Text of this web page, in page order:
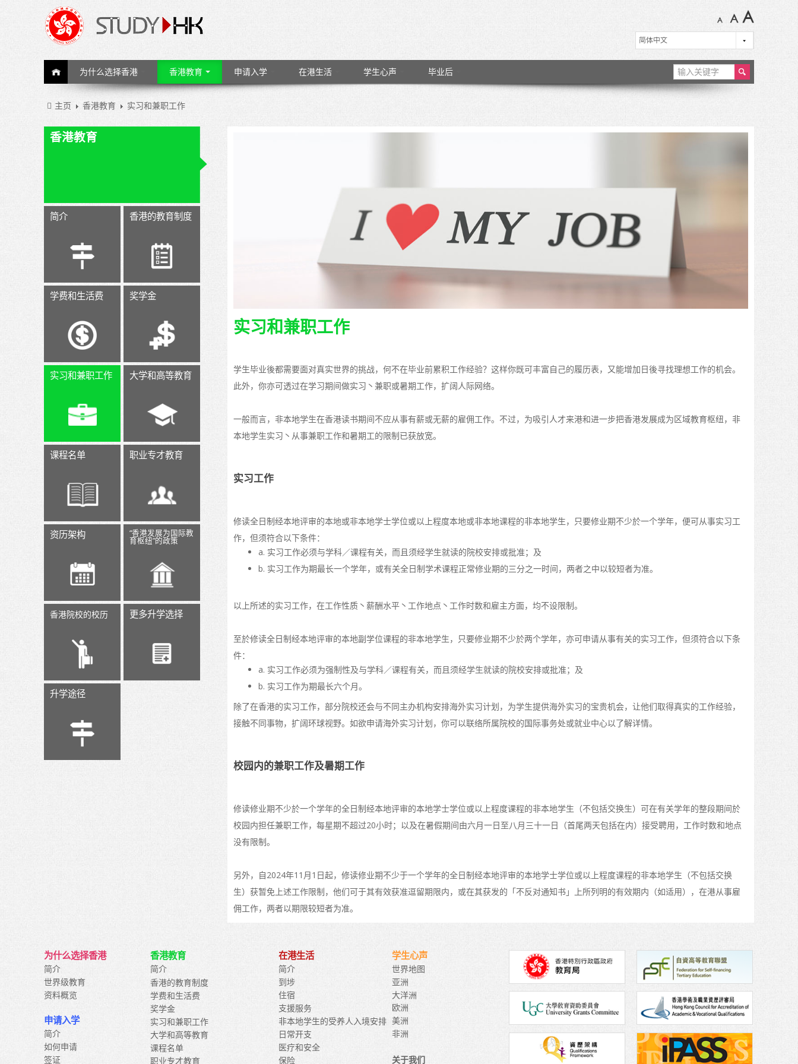
为什么选择香港 香港教育 申请入学 在港生活 学生心声
毕业后
ear
主页
香港教育 实习和兼职工作
香港教育
简介 香港的教育制度
学费和生活费 奖学金
实习和兼职工作 大学和高等教育
课程名单 职业专才教育
资历架构 “香港发展为国际教
育枢纽”的政策
香港院校的校历 更多升学选择
升学途径
实习和兼职工作
学生毕业後都需要面对真实世界的挑战，何不在毕业前累积工作经验？这样你既可丰富自己的履历表，又能增加日後寻找理想工作的机会。
此外，你亦可透过在学习期间做实习丶兼职或暑期工作，扩阔人际网络。
一般而言，非本地学生在香港读书期间不应从事有薪或无薪的雇佣工作。不过，为吸引人才来港和进一步把香港发展成为区域教育枢纽，非
本地学生实习丶从事兼职工作和暑期工的限制已获放宽。
实习工作
修读全日制经本地评审的本地或非本地学士学位或以上程度本地或非本地课程的非本地学生，只要修业期不少於一个学年，便可从事实习工
作，但须符合以下条件：
a. 实习工作必须与学科／课程有关，而且须经学生就读的院校安排或批准；及
b. 实习工作为期最长一个学年，或有关全日制学术课程正常修业期的三分之一时间，两者之中以较短者为准。
以上所述的实习工作，在工作性质丶薪酬水平丶工作地点丶工作时数和雇主方面，均不设限制。
至於修读全日制经本地评审的本地副学位课程的非本地学生，只要修业期不少於两个学年，亦可申请从事有关的实习工作，但须符合以下条
件：
a. 实习工作必须为强制性及与学科／课程有关，而且须经学生就读的院校安排或批准；及
b. 实习工作为期最长六个月。
除了在香港的实习工作，部分院校还会与不同主办机构安排海外实习计划，为学生提供海外实习的宝贵机会，让他们取得真实的工作经验，
接触不同事物，扩阔环球视野。如欲申请海外实习计划，你可以联络所属院校的国际事务处或就业中心以了解详情。
校园内的兼职工作及暑期工作
修读修业期不少於一个学年的全日制经本地评审的本地学士学位或以上程度课程的非本地学生（不包括交换生）可在有关学年的整段期间於
校园内担任兼职工作，每星期不超过20小时；以及在暑假期间由六月一日至八月三十一日（首尾两天包括在内）接受聘用，工作时数和地点
没有限制。
另外，自2024年11月1日起，修读修业期不少于一个学年的全日制经本地评审的本地学士学位或以上程度课程的非本地学生（不包括交换
生）获暂免上述工作限制，他们可于其有效获准逗留期限内，或在其获发的「不反对通知书」上所列明的有效期内（如适用），在港从事雇
佣工作，两者以期限较短者为准。
为什么选择香港
简介
世界级教育
资料概览
申请入学
简介
如何申请
签证
香港教育
简介
香港的教育制度
学费和生活费
奖学金
实习和兼职工作
大学和高等教育
课程名单
职业专才教育
在港生活
简介
到埗
住宿
支援服务
非本地学生的受养人入境安排
日常开支
医疗和安全
保险
学生心声
世界地图
亚洲
大洋洲
欧洲
美洲
非洲
关于我们